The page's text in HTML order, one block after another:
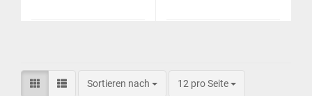
Sortieren nach 12 pro Seite